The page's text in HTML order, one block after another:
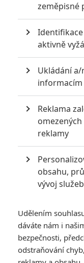
posoudit sami:
ová generace
je znenadání
závodní techničky
stejně jako inspiraci
nečekaných zákrutů
to nejlepší za sebou
zeměpisné
aktivně
Ukládání
informacím
Reklama
reklamy
obsahu,
vývoj služeb
Udělením
dáváte nám i
bezpečnosti,
odstraňování